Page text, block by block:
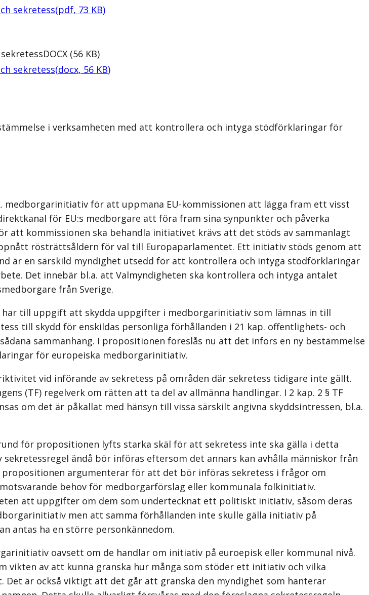
sekretess(pdf, 73 KB)
DOCX (56 KB)
sekretess(docx, 56 KB)
i verksamheten med att kontrollera och intyga stödförklaringar för
medborgarinitiativ för att uppmana EU-kommissionen att lägga fram ett visst
för EU:s medborgare att föra fram sina synpunkter och påverka
att kommissionen ska behandla initiativet krävs att det stöds av sammanlagt
rösträttsåldern för val till Europaparlamentet. Ett initiativ stöds genom att
är en särskild myndighet utsedd för att kontrollera och intyga stödförklaringar
Det innebär bl.a. att Valmyndigheten ska kontrollera och intyga antalet
från Sverige.
till uppgift att skydda uppgifter i medborgarinitiativ som lämnas in till
till skydd för enskildas personliga förhållanden i 21 kap. offentlighets- och
sammanhang. I propositionen föreslås nu att det införs en ny bestämmelse
för europeiska medborgarinitiativ.
vid införande av sekretess på områden där sekretess tidigare inte gällt.
(TF) regelverk om rätten att ta del av allmänna handlingar. I 2 kap. 2 § TF
om det är påkallat med hänsyn till vissa särskilt angivna skyddsintressen, bl.a.
för propositionen lyfts starka skäl för att sekretess inte ska gälla i detta
ändå bör införas eftersom det annars kan avhålla människor från
argumenterar för att det bör införas sekretess i frågor om
behov för medborgarförslag eller kommunala folkinitiativ.
att uppgifter om dem som undertecknat ett politiskt initiativ, såsom deras
men att samma förhållanden inte skulle gälla initiativ på
antas ha en större personkännedom.
oavsett om de handlar om initiativ på euroepisk eller kommunal nivå.
av att kunna granska hur många som stöder ett initiativ och vilka
är också viktigt att det går att granska den myndighet som hanterar